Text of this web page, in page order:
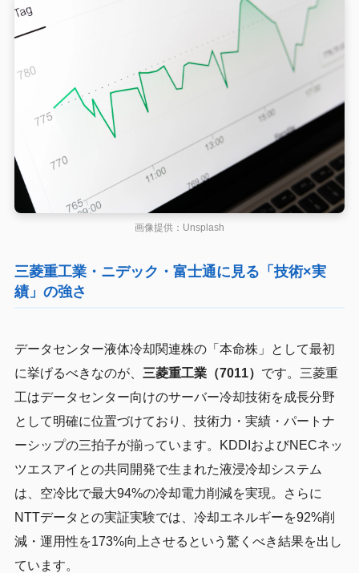
画像提供：Unsplash
三菱重工業・ニデック・富士通に見る「技術×実
績」の強さ
データセンター液体冷却関連株の「本命株」として最初
に挙げるべきなのが、 三菱重工業（7011） です。三菱重
工はデータセンター向けのサーバー冷却技術を成長分野
として明確に位置づけており、技術力・実績・パートナ
ーシップの三拍子が揃っています。KDDIおよびNECネッ
ツエスアイとの共同開発で生まれた液浸冷却システム
は、空冷比で最大94%の冷却電力削減を実現。さらに
NTTデータとの実証実験では、冷却エネルギーを92%削
減・運用性を173%向上させるという驚くべき結果を出し
ています。